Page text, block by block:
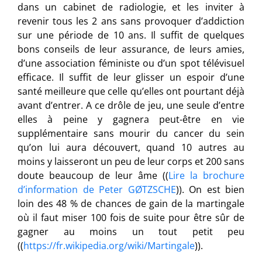
dans un cabinet de radiologie, et les inviter à
revenir tous les 2 ans sans provoquer d’addiction
sur une période de 10 ans. Il suffit de quelques
bons conseils de leur assurance, de leurs amies,
d’une association féministe ou d’un spot télévisuel
efficace. Il suffit de leur glisser un espoir d’une
santé meilleure que celle qu’elles ont pourtant déjà
avant d’entrer. A ce drôle de jeu, une seule d’entre
elles à peine y gagnera peut-être en vie
supplémentaire sans mourir du cancer du sein
qu’on lui aura découvert, quand 10 autres au
moins y laisseront un peu de leur corps et 200 sans
doute beaucoup de leur âme ((Lire la brochure
d’information de Peter GØTZSCHE)). On est bien
loin des 48 % de chances de gain de la martingale
où il faut miser 100 fois de suite pour être sûr de
gagner au moins un tout petit peu
((https://fr.wikipedia.org/wiki/Martingale)).